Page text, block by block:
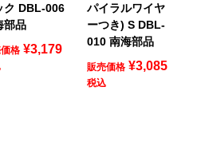
ク DBL-006
部品
格 ¥3,179
パイラルワイヤ
ーつき) S DBL-
010 南海部品
販売価格 ¥3,085
税込